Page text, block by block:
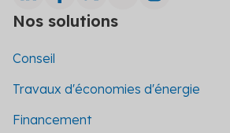
Nos solutions
Conseil
Travaux d'économies d'énergie
Financement